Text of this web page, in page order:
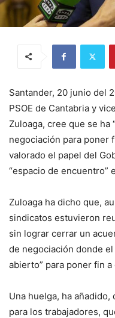
Santander, 20 junio del
PSOE de Cantabria y
Zuloaga, cree que se ha
negociación para poner
valorado el papel del
“espacio de encuentro”
Zuloaga ha dicho que,
sindicatos estuvieron
sin lograr cerrar un
de negociación donde
abierto” para poner fin
Una huelga, ha
para los trabajadores,